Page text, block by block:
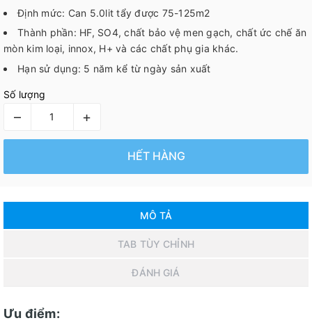
Định mức: Can 5.0lit tẩy được 75-125m2
Thành phần: HF, SO4, chất bảo vệ men gạch, chất ức chế ăn
mòn kim loại, innox, H+ và các chất phụ gia khác.
Hạn sử dụng: 5 năm kể từ ngày sản xuất
Số lượng
– +
HẾT HÀNG
MÔ TẢ
TAB TÙY CHỈNH
ĐÁNH GIÁ
Ưu điểm: